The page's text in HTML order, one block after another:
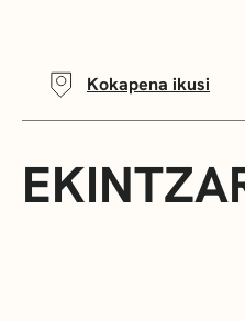
Kokapena ikusi